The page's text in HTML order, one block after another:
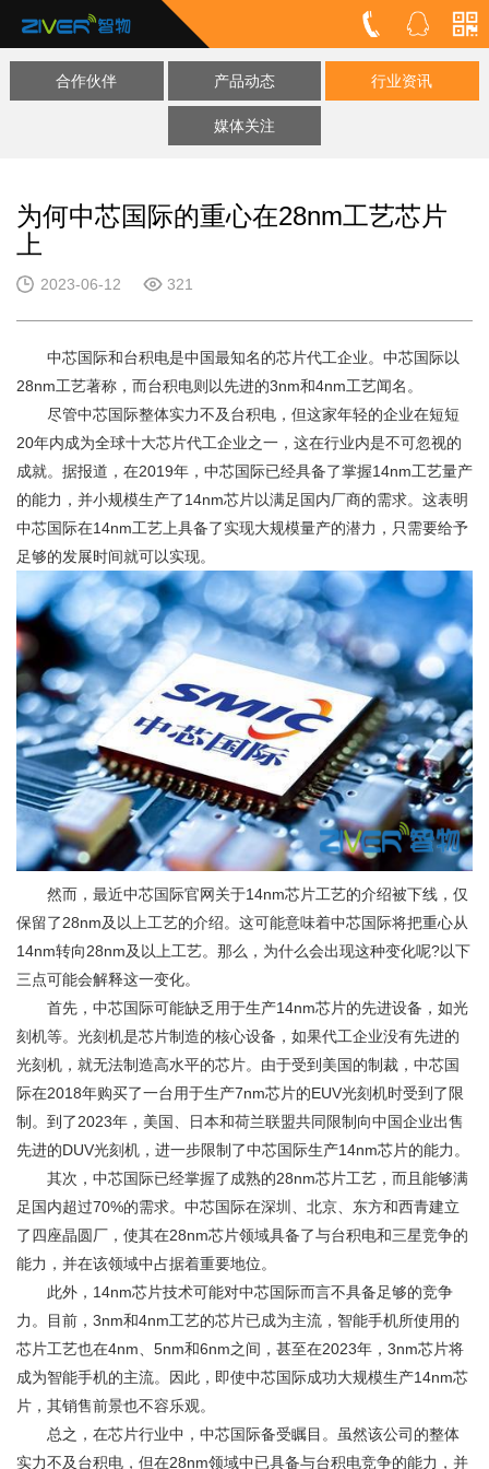
合作伙伴 产品动态 行业资讯
媒体关注
为何中芯国际的重心在28nm工艺芯片
上
2023-06-12 321
中芯国际和台积电是中国最知名的芯片代工企业。中芯国际以
28nm工艺著称，而台积电则以先进的3nm和4nm工艺闻名。
尽管中芯国际整体实力不及台积电，但这家年轻的企业在短短
20年内成为全球十大芯片代工企业之一，这在行业内是不可忽视的
成就。据报道，在2019年，中芯国际已经具备了掌握14nm工艺量产
的能力，并小规模生产了14nm芯片以满足国内厂商的需求。这表明
中芯国际在14nm工艺上具备了实现大规模量产的潜力，只需要给予
足够的发展时间就可以实现。
然而，最近中芯国际官网关于14nm芯片工艺的介绍被下线，仅
保留了28nm及以上工艺的介绍。这可能意味着中芯国际将把重心从
14nm转向28nm及以上工艺。那么，为什么会出现这种变化呢?以下
三点可能会解释这一变化。
首先，中芯国际可能缺乏用于生产14nm芯片的先进设备，如光
刻机等。光刻机是芯片制造的核心设备，如果代工企业没有先进的
光刻机，就无法制造高水平的芯片。由于受到美国的制裁，中芯国
际在2018年购买了一台用于生产7nm芯片的EUV光刻机时受到了限
制。到了2023年，美国、日本和荷兰联盟共同限制向中国企业出售
先进的DUV光刻机，进一步限制了中芯国际生产14nm芯片的能力。
其次，中芯国际已经掌握了成熟的28nm芯片工艺，而且能够满
足国内超过70%的需求。中芯国际在深圳、北京、东方和西青建立
了四座晶圆厂，使其在28nm芯片领域具备了与台积电和三星竞争的
能力，并在该领域中占据着重要地位。
此外，14nm芯片技术可能对中芯国际而言不具备足够的竞争
力。目前，3nm和4nm工艺的芯片已成为主流，智能手机所使用的
芯片工艺也在4nm、5nm和6nm之间，甚至在2023年，3nm芯片将
成为智能手机的主流。因此，即使中芯国际成功大规模生产14nm芯
片，其销售前景也不容乐观。
总之，在芯片行业中，中芯国际备受瞩目。虽然该公司的整体
实力不及台积电，但在28nm领域中已具备与台积电竞争的能力，并